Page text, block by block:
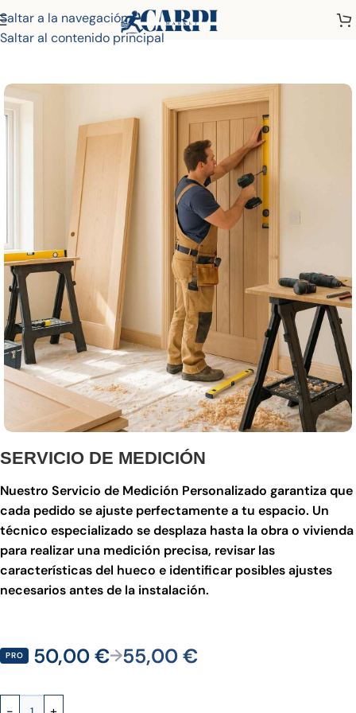
Saltar a la navegación
Saltar al contenido principal
Inicio Tienda Puertas Lacadas
SERVICIO DE MEDICIÓN
Nuestro Servicio de Medición Personalizado garantiza que
cada pedido se ajuste perfectamente a tu espacio. Un
técnico especializado se desplaza hasta la obra o vivienda
para realizar una medición precisa, revisar las
características del hueco e identificar posibles ajustes
necesarios antes de la instalación.
PRO 50,00€→55,00€